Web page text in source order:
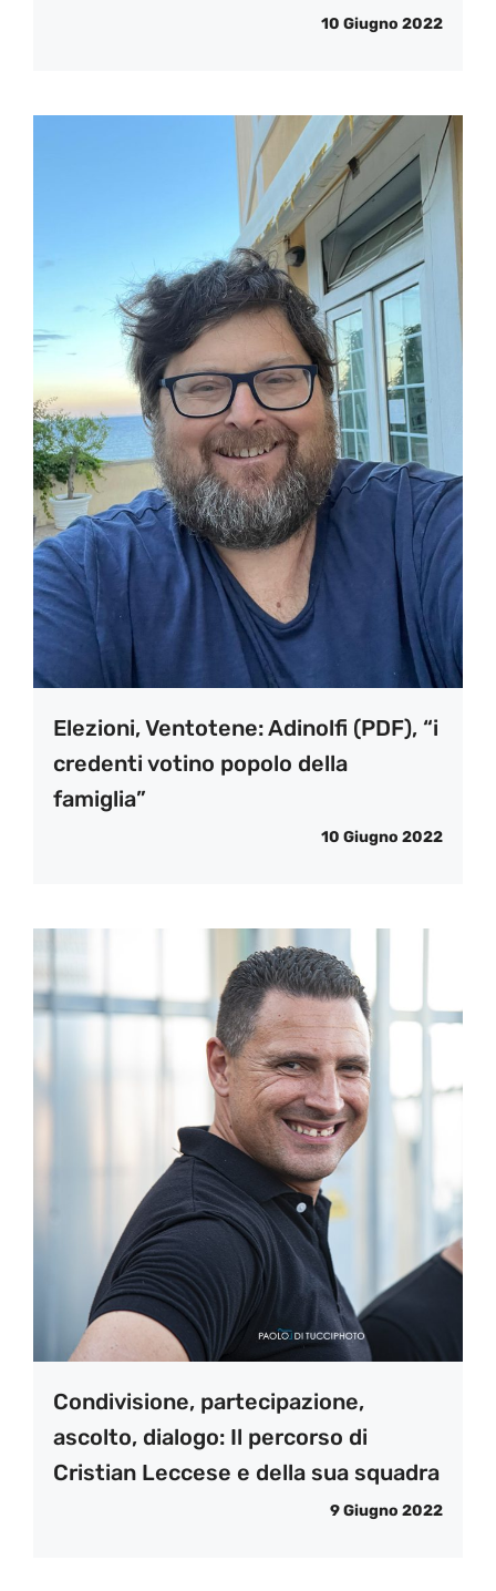
10 Giugno 2022
Elezioni, Ventotene: Adinolfi (PDF), “i
credenti votino popolo della
famiglia”
10 Giugno 2022
Condivisione, partecipazione,
ascolto, dialogo: Il percorso di
Cristian Leccese e della sua squadra
9 Giugno 2022